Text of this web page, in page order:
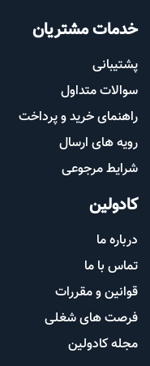
خدمات مشتریان
پشتیب​​انی
سوالات متداول
راهنمای خرید و پرداخت
رویه های ارسال
شرایط مرجوعی
کادولین
درباره ما
تماس با ما
قوانین و مقررات
فرصت های شغلی
مجله کادولین